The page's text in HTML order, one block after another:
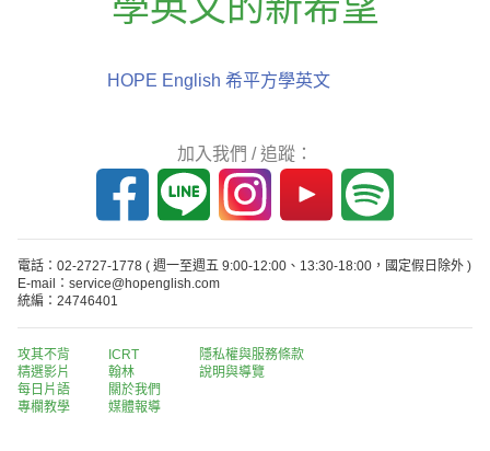
HOPE English 希平方學英文
加入我們 / 追蹤：
電話：02-2727-1778 ( 週一至週五 9:00-12:00、13:30-18:00，國定假日除外 )
E-mail：service@hopenglish.com
統編：24746401
攻其不背
精選影片
每日片語
專欄教學
ICRT
翰林
關於我們
媒體報導
隱私權與服務條款
說明與導覽